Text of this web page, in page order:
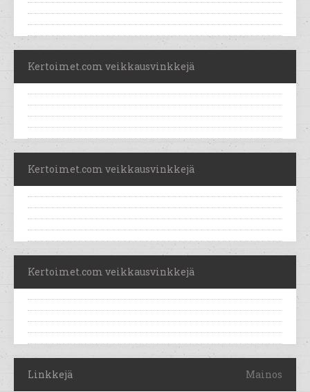
Kertoimet.com veikkausvinkkejä
Kertoimet.com veikkausvinkkejä
Kertoimet.com veikkausvinkkejä
Linkkejä Mainos